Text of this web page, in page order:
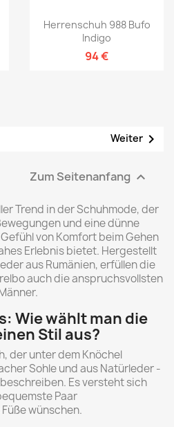
Herrenschuh 988 Bufo
Indigo
94 €
Weiter 
Zum Seitenanfang 
Trend in der Schuhmode, der
und eine dünne
von Komfort beim Gehen
Erlebnis bietet. Hergestellt
aus Rumänien, erfüllen die
auch die anspruchsvollsten
Wie wählt man die
Stil aus?
der unter dem Knöchel
Sohle und aus Natürleder -
Es versteht sich
Paar
wünschen.